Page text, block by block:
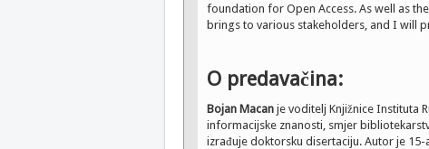
foundation for Open Access. As well as
brings to various stakeholders, and I will
O predavačina:
Bojan Macan je voditelj Knjižnice Instituta
informacijske znanosti, smjer
izrađuje doktorsku disertaciju. Autor je